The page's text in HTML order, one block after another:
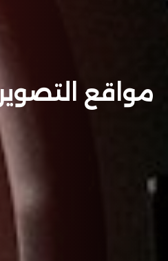
مواقع التصوير